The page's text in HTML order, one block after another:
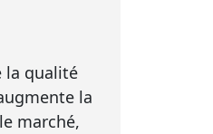
la qualité
la
marché,